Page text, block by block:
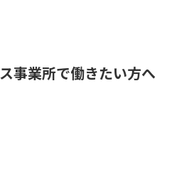
事業所で働きたい方へ